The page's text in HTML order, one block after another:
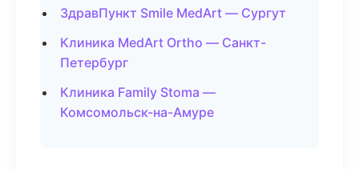
ЗдравПункт Smile MedArt — Сургут
Клиника MedArt Ortho — Санкт-
Петербург
Клиника Family Stoma —
Комсомольск-на-Амуре